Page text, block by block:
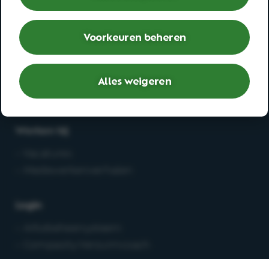
Werknemer
– Open spreekuur
– Bedrijfsarts
– Second opinion
– Deskundigenoordeel
Login
Voorkeuren beheren
Alles weigeren